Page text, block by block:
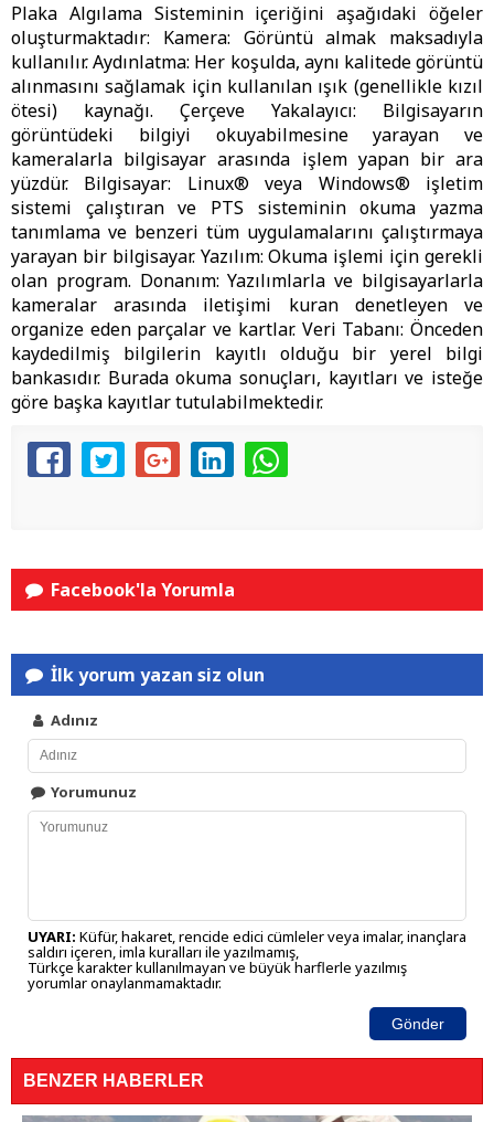
Plaka Algılama Sisteminin içeriğini aşağıdaki öğeler
oluşturmaktadır: Kamera: Görüntü almak maksadıyla
kullanılır. Aydınlatma: Her koşulda, aynı kalitede görüntü
alınmasını sağlamak için kullanılan ışık (genellikle kızıl
ötesi) kaynağı. Çerçeve Yakalayıcı: Bilgisayarın
görüntüdeki bilgiyi okuyabilmesine yarayan ve
kameralarla bilgisayar arasında işlem yapan bir ara
yüzdür. Bilgisayar: Linux® veya Windows® işletim
sistemi çalıştıran ve PTS sisteminin okuma yazma
tanımlama ve benzeri tüm uygulamalarını çalıştırmaya
yarayan bir bilgisayar. Yazılım: Okuma işlemi için gerekli
olan program. Donanım: Yazılımlarla ve bilgisayarlarla
kameralar arasında iletişimi kuran denetleyen ve
organize eden parçalar ve kartlar. Veri Tabanı: Önceden
kaydedilmiş bilgilerin kayıtlı olduğu bir yerel bilgi
bankasıdır. Burada okuma sonuçları, kayıtları ve isteğe
göre başka kayıtlar tutulabilmektedir.
Facebook'la Yorumla
İlk yorum yazan siz olun
Adınız
Yorumunuz
UYARI: Küfür, hakaret, rencide edici cümleler veya imalar, inançlara
saldırı içeren, imla kuralları ile yazılmamış,
Türkçe karakter kullanılmayan ve büyük harflerle yazılmış
yorumlar onaylanmamaktadır.
Gönder
BENZER HABERLER